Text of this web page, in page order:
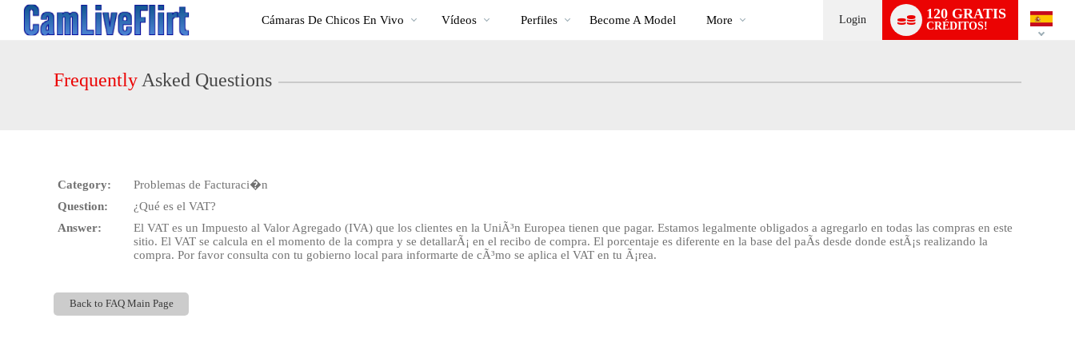
User
status
Cams
Cámaras De Chicos En Vivo
populares
Vídeos Perfiles Become A Model More Login 120 GRATIS
CRÉDITOS!
switch
Frequently Asked Questions
Category:
Problemas de Facturaci�n
Question:
¿Qué es el VAT?
Answer:
El VAT es un Impuesto al Valor Agregado (IVA) que los clientes en la UniÃ³n Europea tienen que pagar. Estamos legalmente obligados a agregarlo en todas las compras en este
sitio. El VAT se calcula en el momento de la compra y se detallarÃ¡ en el recibo de compra. El porcentaje es diferente en la base del paÃ­s desde donde estÃ¡s realizando la
compra. Por favor consulta con tu gobierno local para informarte de cÃ³mo se aplica el VAT en tu Ã¡rea.
Back to FAQ Main Page